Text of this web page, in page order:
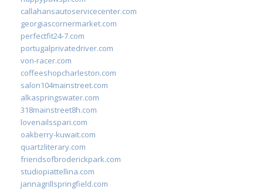
callahansautoservicecenter.com
georgiascornermarket.com
perfectfit24-7.com
portugalprivatedriver.com
von-racer.com
coffeeshopcharleston.com
salon104mainstreet.com
alkaspringswater.com
318mainstreet8h.com
lovenailsspari.com
oakberry-kuwait.com
quartzliterary.com
friendsofbroderickpark.com
studiopiattellina.com
jannagrillspringfield.com